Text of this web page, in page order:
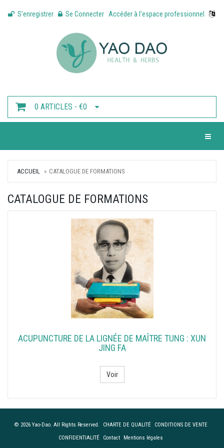
S'enregistrer Se Connecter Accéder à l'espace professionnel
0 ARTICLES - €0
ACCUEIL CATALOGUE DE FORMATIONS
CATALOGUE DE FORMATIONS
ACUPUNCTURE DE LA LIGNÉE DE MAÎTRE TUNG : XUN
JING FA
Voir
© 2026 Yao-Dao. All Rights Reserved. CHARTE DE QUALITÉ
CONDITIONS DE VENTE
CONFIDENTIALITÉ
Contact Mentions légales